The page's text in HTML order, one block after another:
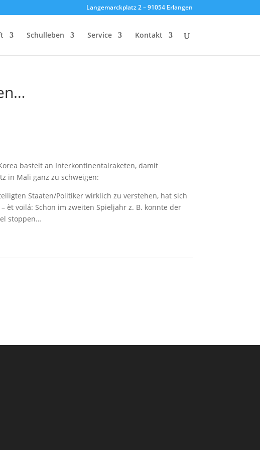
Langemarckplatz 2 – 91054 Erlangen
Schulleben Service Kontakt
bastelt an Interkontinentalraketen, damit
in Mali ganz zu schweigen:
Staaten/Politiker wirklich zu verstehen, hat sich
èt voilá: Schon im zweiten Spieljahr z. B. konnte der
stoppen…